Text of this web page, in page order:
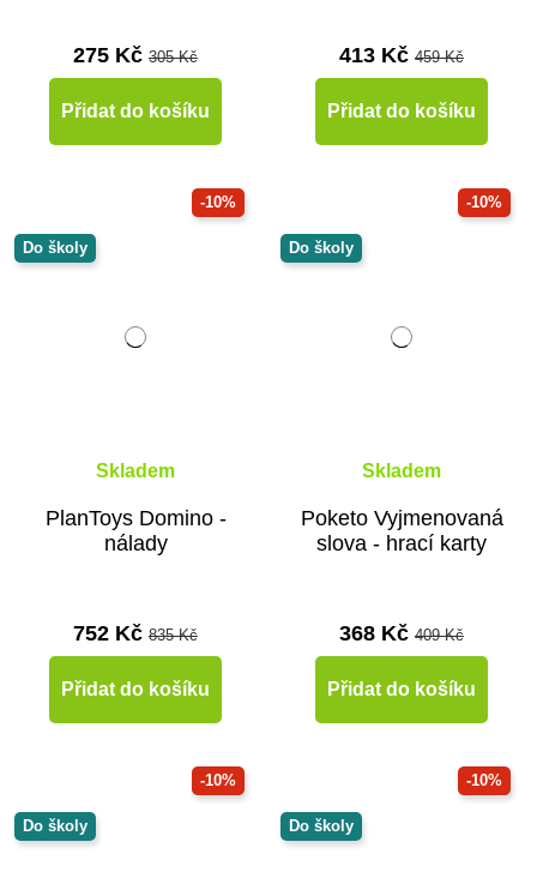
275 Kč 305 Kč
Přidat do košíku
413 Kč 459 Kč
Přidat do košíku
-10%
Do školy
Skladem
PlanToys Domino -
nálady
752 Kč 835 Kč
Přidat do košíku
-10%
Do školy
Skladem
Poketo Vyjmenovaná
slova - hrací karty
368 Kč 409 Kč
Přidat do košíku
-10%
Do školy
-10%
Do školy